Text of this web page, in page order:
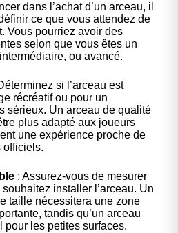
dans l’achat d’un arceau, il
ce que vous attendez de
Vous pourriez avoir des
selon que vous êtes un
ou avancé.
si l’arceau est
récréatif ou pour un
sérieux. Un arceau de qualité
plus adapté aux joueurs
une expérience proche de
officiels.
: Assurez-vous de mesurer
souhaitez installer l’arceau. Un
taille nécessitera une zone
tandis qu’un arceau
pour les petites surfaces.